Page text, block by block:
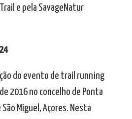
e pela SavageNatur
do evento de trail running
2016 no concelho de Ponta
São Miguel, Açores. Nesta